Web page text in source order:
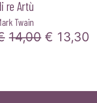
re Artù
Twain
14,00 Il
era:
€ 13,30